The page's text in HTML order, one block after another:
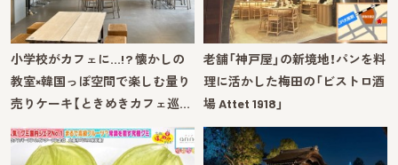
小学校がカフェに…!? 懐かしの
教室×韓国っぽ空間で楽しむ量り
売りケーキ【ときめきカフェ巡…
老舗「神戸屋」の新境地！パンを料
理に活かした梅田の「ビストロ酒
場 Attet 1918」